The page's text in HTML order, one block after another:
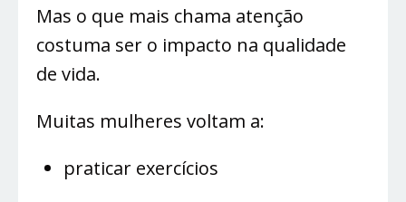
Mas o que mais chama atenção
costuma ser o impacto na qualidade
de vida.
Muitas mulheres voltam a:
praticar exercícios